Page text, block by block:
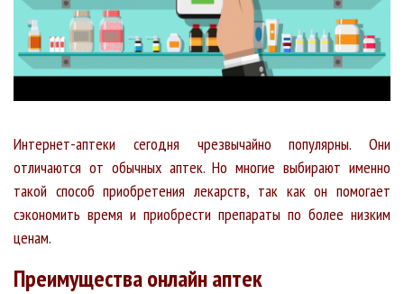
Интернет-аптеки сегодня чрезвычайно популярны. Они
отличаются от обычных аптек. Но многие выбирают именно
такой способ приобретения лекарств, так как он помогает
сэкономить время и приобрести препараты по более низким
ценам.
Преимущества онлайн аптек